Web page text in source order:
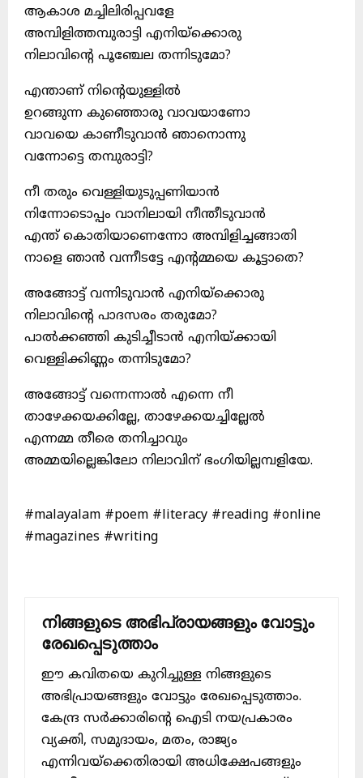
ആകാശ മച്ചിലിരിപ്പവളേ
അമ്പിളിത്തമ്പുരാട്ടി എനിയ്ക്കൊരു
നിലാവിന്റെ പൂഞ്ചേല തന്നിടുമോ?
എന്താണ് നിന്റെയുള്ളിൽ
ഉറങ്ങുന്ന കുഞ്ഞൊരു വാവയാണോ
വാവയെ കാണീടുവാൻ ഞാനൊന്നു
വന്നോട്ടെ തമ്പുരാട്ടി?
നീ തരും വെള്ളിയുടുപ്പണിയാൻ
നിന്നോടൊപ്പം വാനിലായി നീന്തീടുവാൻ
എന്ത് കൊതിയാണെന്നോ അമ്പിളിച്ചങ്ങാതി
നാളെ ഞാൻ വന്നീടട്ടേ എന്റമ്മയെ കൂട്ടാതെ?
അങ്ങോട്ട് വന്നിടുവാൻ എനിയ്ക്കൊരു
നിലാവിന്റെ പാദസരം തരുമോ?
പാൽക്കഞ്ഞി കുടിച്ചീടാൻ എനിയ്ക്കായി
വെള്ളിക്കിണ്ണം തന്നിടുമോ?
അങ്ങോട്ട് വന്നെന്നാൽ എന്നെ നീ
താഴേക്കയക്കില്ലേ, താഴേക്കയച്ചില്ലേൽ
എന്നമ്മ തീരെ തനിച്ചാവും
അമ്മയില്ലെങ്കിലോ നിലാവിന് ഭംഗിയില്ലമ്പളിയേ.
#malayalam #poem #literacy #reading #online
#magazines #writing
നിങ്ങളുടെ അഭിപ്രായങ്ങളും വോട്ടും
രേഖപ്പെടുത്താം
ഈ കവിതയെ കുറിച്ചുള്ള നിങ്ങളുടെ
അഭിപ്രായങ്ങളും വോട്ടും രേഖപ്പെടുത്താം.
കേന്ദ്ര സർക്കാരിന്റെ ഐടി നയപ്രകാരം
വ്യക്തി, സമുദായം, മതം, രാജ്യം
എന്നിവയ്ക്കെതിരായി അധിക്ഷേപങ്ങളും